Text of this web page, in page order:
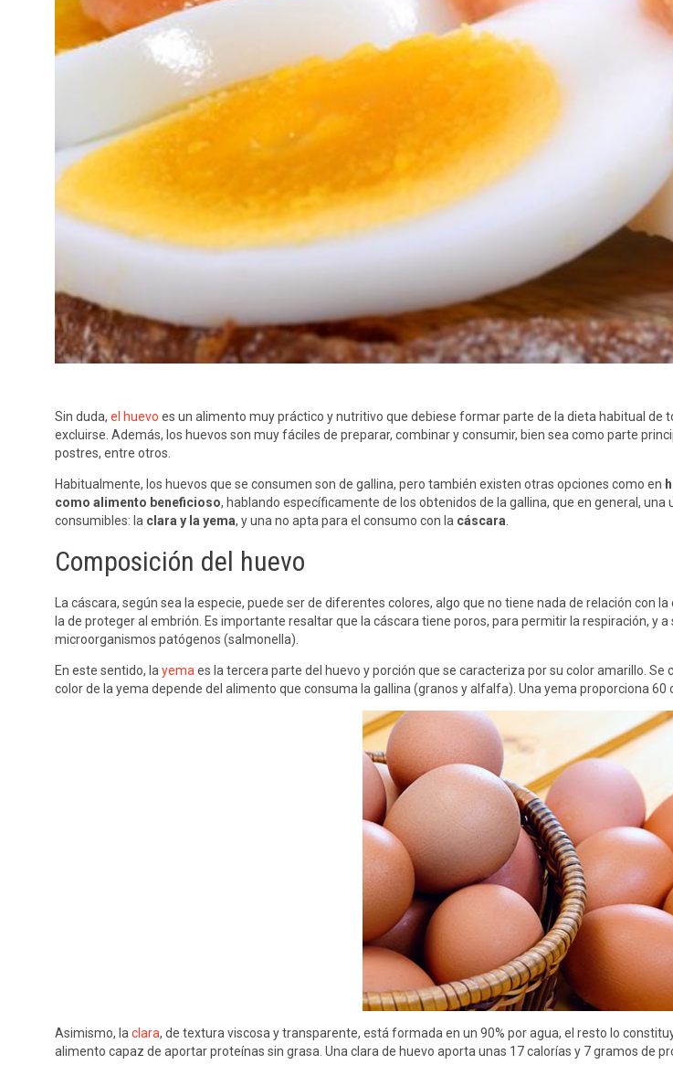
Sin duda, el huevo es un alimento muy práctico y nutritivo que debiese formar parte de la dieta habitual
excluirse. Además, los huevos son muy fáciles de preparar, combinar y consumir, bien sea como parte
postres, entre otros.
Habitualmente, los huevos que se consumen son de gallina, pero también existen otras opciones como en
como alimento beneficioso, hablando específicamente de los obtenidos de la gallina, que en general,
consumibles: la clara y la yema, y una no apta para el consumo con la cáscara.
Composición del huevo
La cáscara, según sea la especie, puede ser de diferentes colores, algo que no tiene nada de relación
la de proteger al embrión. Es importante resaltar que la cáscara tiene poros, para permitir la respiración,
microorganismos patógenos (salmonella).
En este sentido, layemaes la tercera parte del huevo y porción que se caracteriza por su color amarillo.
color de la yema depende del alimento que consuma la gallina (granos y alfalfa). Una yema proporciona 60
Asimismo, laclara, de textura viscosa y transparente, está formada en un 90% por agua, el resto lo
alimento capaz de aportar proteínas sin grasa. Una clara de huevo aporta unas 17 calorías y 7 gramos de